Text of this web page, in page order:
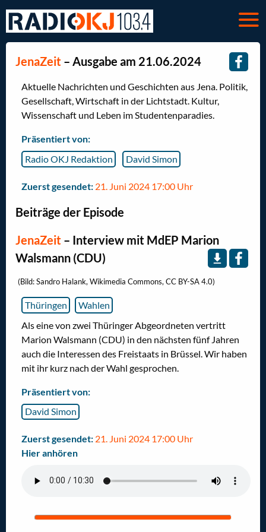
JenaZeit – Ausgabe am 21.06.2024
Aktuelle Nachrichten und Geschichten aus Jena. Politik,
Gesellschaft, Wirtschaft in der Lichtstadt. Kultur,
Wissenschaft und Leben im Studentenparadies.
Präsentiert von:
Radio OKJ Redaktion
David Simon
Zuerst gesendet: 21. Juni 2024 17:00 Uhr
Beiträge der Episode
JenaZeit – Interview mit MdEP Marion
Walsmann (CDU)
(Bild: Sandro Halank, Wikimedia Commons, CC BY-SA 4.0)
Thüringen
Wahlen
Als eine von zwei Thüringer Abgeordneten vertritt
Marion Walsmann (CDU) in den nächsten fünf Jahren
auch die Interessen des Freistaats in Brüssel. Wir haben
mit ihr kurz nach der Wahl gesprochen.
Präsentiert von:
David Simon
Zuerst gesendet: 21. Juni 2024 17:00 Uhr
Hier anhören